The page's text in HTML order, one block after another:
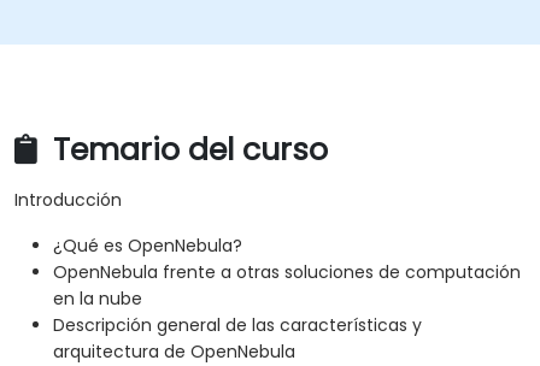
Temario del curso
Introducción
¿Qué es OpenNebula?
OpenNebula frente a otras soluciones de computación
en la nube
Descripción general de las características y
arquitectura de OpenNebula